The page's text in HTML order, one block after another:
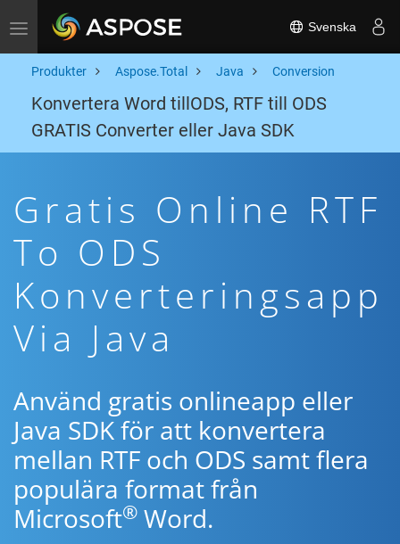
Toggle navigation Svenska
Produkter Aspose.Total Java Conversion
Konvertera Word tillODS, RTF till ODS
GRATIS Converter eller Java SDK
Gratis Online RTF
To ODS
Konverteringsapp
Via Java
Använd gratis onlineapp eller
Java SDK för att konvertera
mellan RTF och ODS samt flera
populära format från
Microsoft® Word.